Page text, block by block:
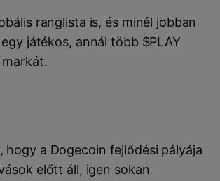
ranglista is, és minél jobban
játékos, annál több $PLAY
hogy a Dogecoin fejlődési pályája
előtt áll, igen sokan